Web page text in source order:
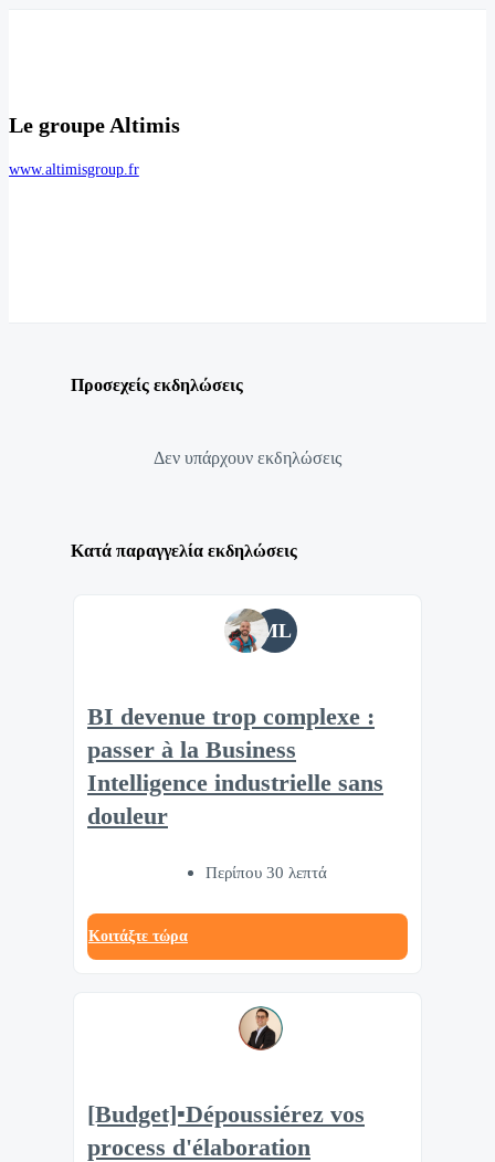
Le groupe Altimis
www.altimisgroup.fr
Προσεχείς εκδηλώσεις
Δεν υπάρχουν εκδηλώσεις
Κατά παραγγελία εκδηλώσεις
ML
BI devenue trop complexe :
passer à la Business
Intelligence industrielle sans
douleur
Περίπου 30 λεπτά
Κοιτάξτε τώρα
[Budget]▪️Dépoussiérez vos
process d'élaboration